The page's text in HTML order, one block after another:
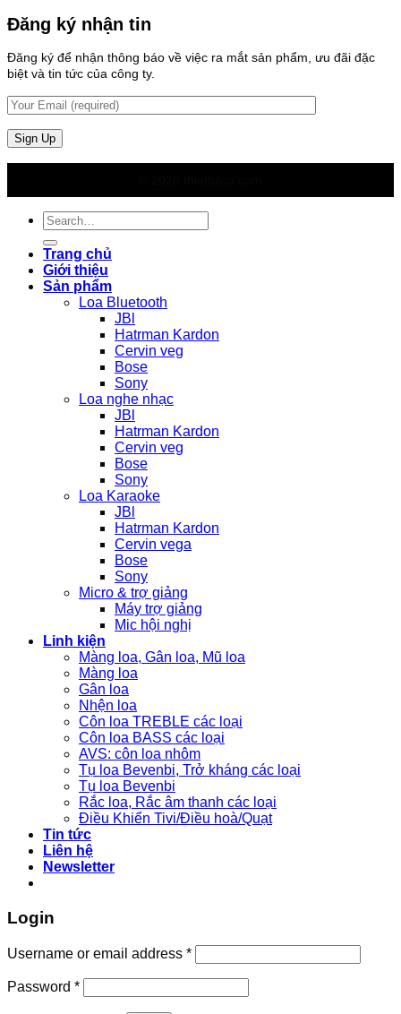
Đăng ký nhận tin
Đăng ký để nhận thông báo về việc ra mắt sản phẩm, ưu đãi đặc
biệt và tin tức của công ty.
Search
for:
Trang chủ
Giới thiệu
Sản phẩm
Loa Bluetooth
JBl
Hatrman Kardon
Cervin veg
Bose
Sony
Loa nghe nhạc
JBl
Hatrman Kardon
Cervin veg
Bose
Sony
Loa Karaoke
JBl
Hatrman Kardon
Cervin vega
Bose
Sony
Micro & trợ giảng
Máy trợ giảng
Mic hội nghị
Linh kiện
Màng loa, Gân loa, Mũ loa
Màng loa
Gân loa
Nhện loa
Côn loa TREBLE các loại
Côn loa BASS các loại
AVS: côn loa nhôm
Tụ loa Bevenbi, Trở kháng các loại
Tụ loa Bevenbi
Rắc loa, Rắc âm thanh các loại
Điều Khiển Tivi/Điều hoà/Quạt
Tin tức
Liên hệ
Newsletter
Login
Username or email address *
Password *